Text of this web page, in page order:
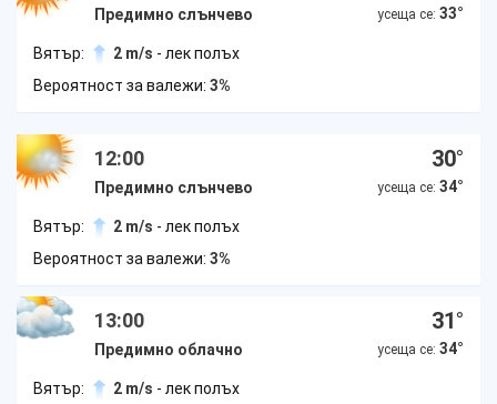
Предимно слънчево усеща се: 33°
Вятър: 2 m/s - лек полъх
Вероятност за валежи: 3%
12:00
Предимно слънчево
30°
усеща се: 34°
Вятър: 2 m/s - лек полъх
Вероятност за валежи: 3%
13:00
Предимно облачно
31°
усеща се: 34°
Вятър: 2 m/s - лек полъх